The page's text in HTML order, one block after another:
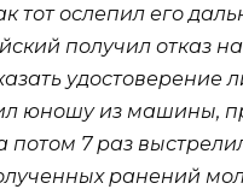
тот ослепил его
получил отказ на
удостоверение
юношу из машины,
потом 7 раз
ранений